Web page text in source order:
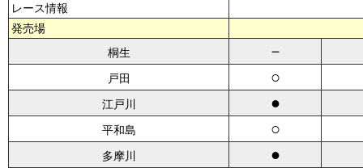
レース情報
発売場
桐生
－
戸田 ○
江戸川 ●
平和島 ○
多摩川 ●